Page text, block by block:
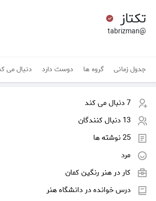
تکتاز ‌
@tabrizman
جدول زمانی گروه ها دوست دارد دنبال می
7 دنبال می کند
13 دنبال کنندگان
25 نوشته ها
مرد
کار درهنر رنگین کمان
درس خوانده در دانشگاه هنر